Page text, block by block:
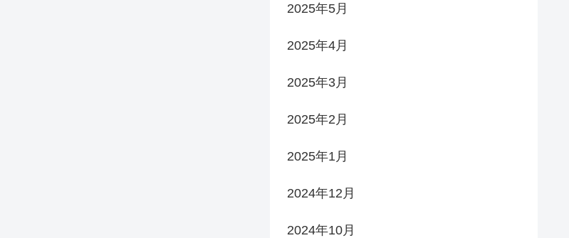
2025年5月
2025年4月
2025年3月
2025年2月
2025年1月
2024年12月
2024年10月